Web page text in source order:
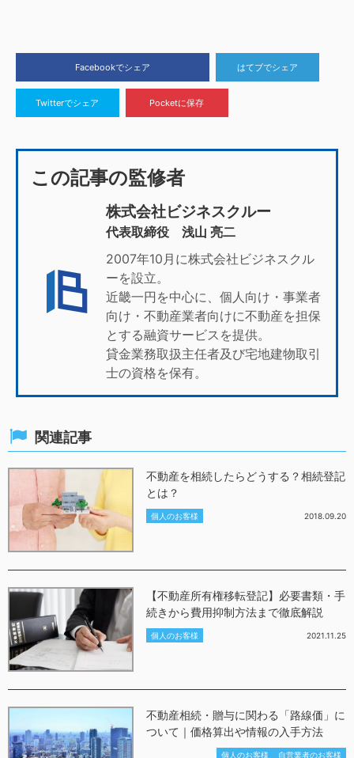
Facebookでシェア はてブでシェア
Twitterでシェア Pocketに保存
この記事の監修者
株式会社ビジネスクルー
代表取締役 浅山 亮二
2007年10月に株式会社ビジネスクル
ーを設立。
近畿一円を中心に、個人向け・事業者
向け・不動産業者向けに不動産を担保
とする融資サービスを提供。
貸金業務取扱主任者及び宅地建物取引
士の資格を保有。
関連記事
不動産を相続したらどうする？相続登記
とは？
個人のお客様 2018.09.20
【不動産所有権移転登記】必要書類・手
続きから費用抑制方法まで徹底解説
個人のお客様 2021.11.25
不動産相続・贈与に関わる「路線価」に
ついて｜価格算出や情報の入手方法
個人のお客様
自営業者のお客様